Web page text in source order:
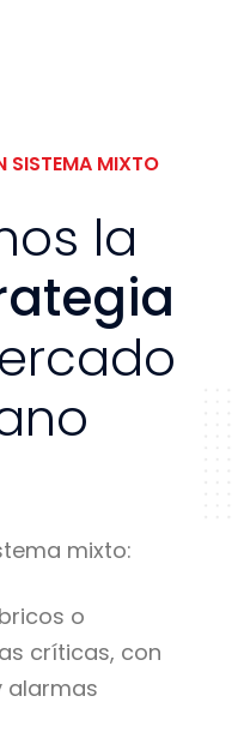
SISTEMA MIXTO
la
mixto:
o
críticas, con
alarmas